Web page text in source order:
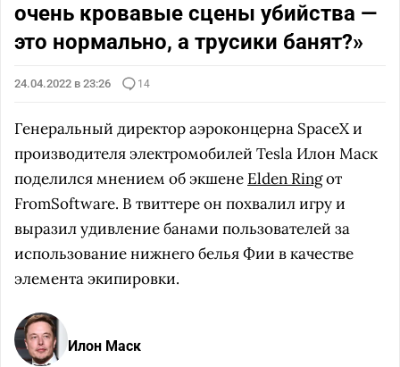
очень кровавые сцены убийства —
это нормально, а трусики банят?»
24.04.2022 в 23:26 14
Генеральный директор аэроконцерна SpaceX и
производителя электромобилей Tesla Илон Маск
поделился мнением об экшене Elden Ringот
FromSoftware. В твиттере он похвалил игру и
выразил удивление банами пользователей за
использование нижнего белья Фии в качестве
элемента экипировки.
Илон Маск